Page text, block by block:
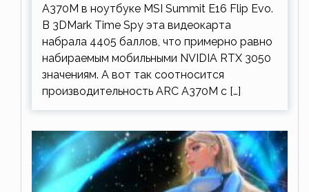
A370M в ноутбуке MSI Summit E16 Flip Evo.
В 3DMark Time Spy эта видеокарта
набрала 4405 баллов, что примерно равно
набираемым мобильными NVIDIA RTX 3050
значениям. А вот так соотносится
производительность ARC A370M с […]